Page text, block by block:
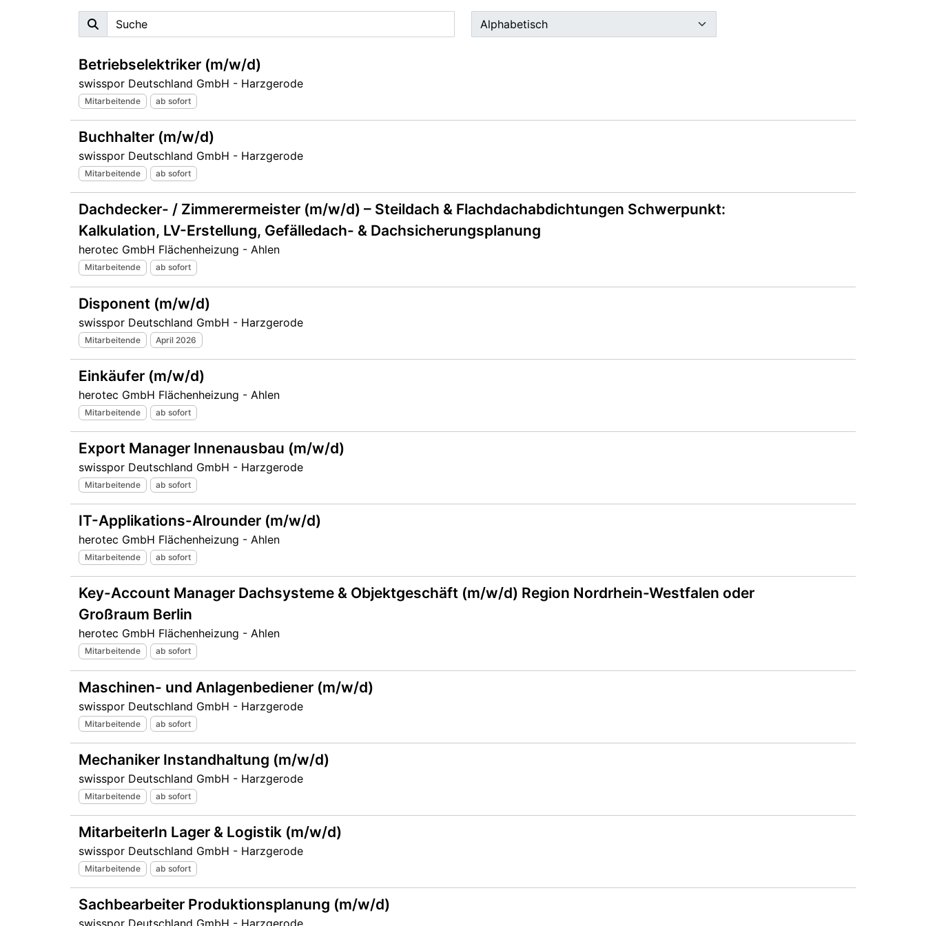
Betriebselektriker (m/w/d)
swisspor Deutschland GmbH - Harzgerode
Mitarbeitende ab sofort
Buchhalter (m/w/d)
swisspor Deutschland GmbH - Harzgerode
Mitarbeitende ab sofort
Dachdecker- / Zimmerermeister (m/w/d) – Steildach & Flachdachabdichtungen Schwerpunkt:
Kalkulation, LV-Erstellung, Gefälledach- & Dachsicherungsplanung
herotec GmbH Flächenheizung - Ahlen
Mitarbeitende ab sofort
Disponent (m/w/d)
swisspor Deutschland GmbH - Harzgerode
Mitarbeitende April 2026
Einkäufer (m/w/d)
herotec GmbH Flächenheizung - Ahlen
Mitarbeitende ab sofort
Export Manager Innenausbau (m/w/d)
swisspor Deutschland GmbH - Harzgerode
Mitarbeitende ab sofort
IT-Applikations-Alrounder (m/w/d)
herotec GmbH Flächenheizung - Ahlen
Mitarbeitende ab sofort
Key-Account Manager Dachsysteme & Objektgeschäft (m/w/d) Region Nordrhein-Westfalen oder
Großraum Berlin
herotec GmbH Flächenheizung - Ahlen
Mitarbeitende ab sofort
Maschinen- und Anlagenbediener (m/w/d)
swisspor Deutschland GmbH - Harzgerode
Mitarbeitende ab sofort
Mechaniker Instandhaltung (m/w/d)
swisspor Deutschland GmbH - Harzgerode
Mitarbeitende ab sofort
MitarbeiterIn Lager & Logistik (m/w/d)
swisspor Deutschland GmbH - Harzgerode
Mitarbeitende ab sofort
Sachbearbeiter Produktionsplanung (m/w/d)